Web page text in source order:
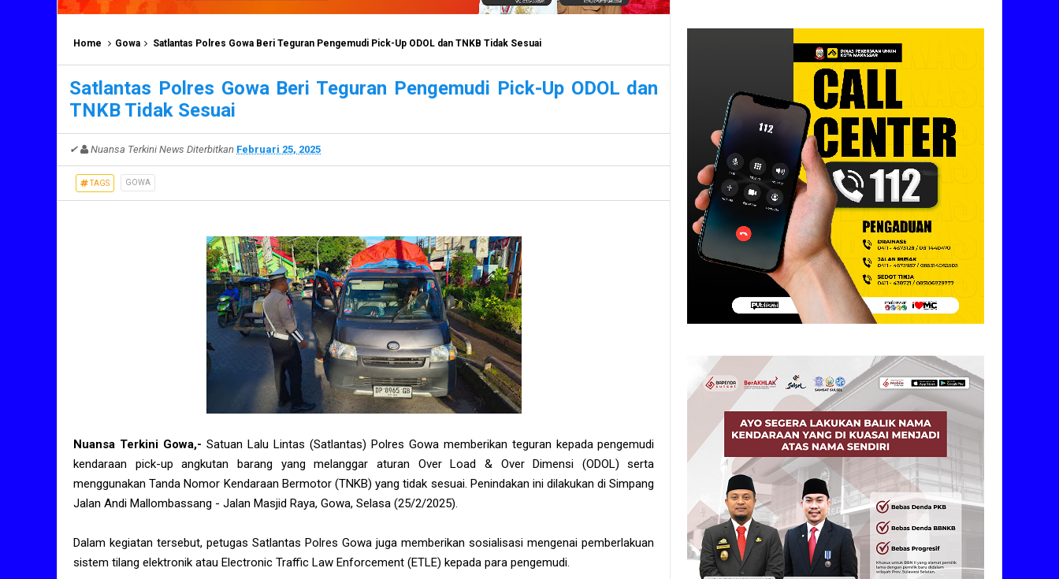
Home Gowa Satlantas Polres Gowa Beri Teguran Pengemudi Pick-Up ODOL dan TNKB Tidak Sesuai
Satlantas Polres Gowa Beri Teguran Pengemudi Pick-Up ODOL dan
TNKB Tidak Sesuai
✔ Nuansa Terkini News Diterbitkan Februari 25, 2025
TAGS GOWA
Nuansa Terkini Gowa,- Satuan Lalu Lintas (Satlantas) Polres Gowa memberikan teguran kepada pengemudi
kendaraan pick-up angkutan barang yang melanggar aturan Over Load & Over Dimensi (ODOL) serta
menggunakan Tanda Nomor Kendaraan Bermotor (TNKB) yang tidak sesuai. Penindakan ini dilakukan di Simpang
Jalan Andi Mallombassang - Jalan Masjid Raya, Gowa, Selasa (25/2/2025).
Dalam kegiatan tersebut, petugas Satlantas Polres Gowa juga memberikan sosialisasi mengenai pemberlakuan
sistem tilang elektronik atau Electronic Traffic Law Enforcement (ETLE) kepada para pengemudi.